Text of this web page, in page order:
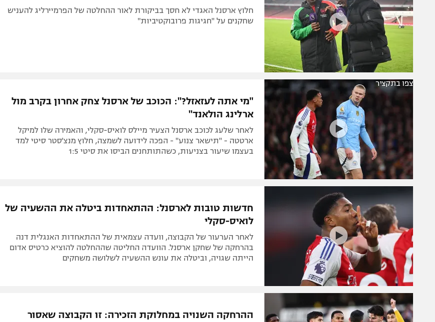
חלוץ ארסנל האגדי לא חסך בביקורת לאור ההחלטה של הפרמיירליג להעניש
שחקנים על "חגיגות פרובוקטיביות"
צפו בתקציר
"מי אתה לעזאזל?": הכוכב של ארסנל צחק אחרון בקרב מול
ארלינג הולאנד"
לאחר שלעג לכוכב ארסנל הצעיר מיילס לואיס-סקלי, והאמירה שלו למיקל
ארטטה - "תישאר צנוע" - הפכה לידועה לשמצה, חלוץ מנצ'סטר סיטי למד
בעצמו שיעור בצניעות, כשהתותחנים הביסו את סיטי 1:5
חדשות טובות לארסנל: ההתאחדות ביטלה את ההשעיה של
לואיס-סקלי
לאחר הערעור של הקבוצה, וועדה עצמאית של ההתאחדות האנגלית דנה
בהרחקה של שחקן ארסנל. הוועדה החליטה שההחלטה להוציא כרטיס אדום
הייתה שגויה, וביטלה את עונש ההשעיה לשלושה משחקים
ההרחקה השנויה במחלוקת הזכירה: זו הקבוצה שאסור